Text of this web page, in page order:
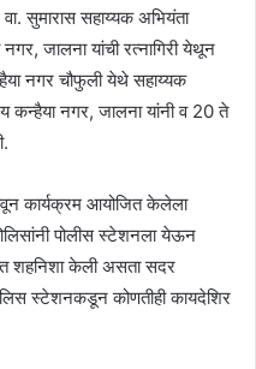
सुमारास सहाय्यक अभियंता
जालना यांची रत्नागिरी येथून
नगर चौफुली येथे सहाय्यक
कन्हैया नगर, जालना यांनी व 20 ते
कार्यक्रम आयोजित केलेला
पोलीस स्टेशनला येऊन
शहनिशा केली असता सदर
स्टेशनकडून कोणतीही कायदेशिर